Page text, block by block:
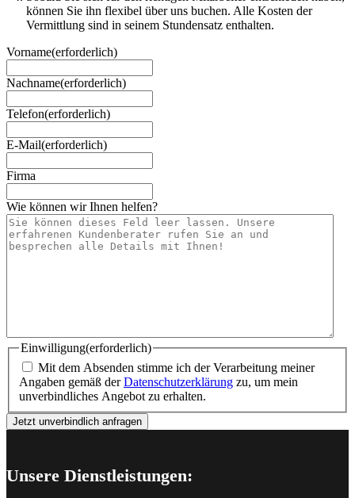
können Sie ihn flexibel über uns buchen. Alle Kosten der
Vermittlung sind in seinem Stundensatz enthalten.
Vorname(erforderlich)
Nachname(erforderlich)
Telefon(erforderlich)
E-Mail(erforderlich)
Firma
Wie können wir Ihnen helfen?
Einwilligung(erforderlich)
Mit dem Absenden stimme ich der Verarbeitung meiner
Angaben gemäß derDatenschutzerklärung zu, um mein
unverbindliches Angebot zu erhalten.
Unsere Dienstleistungen: